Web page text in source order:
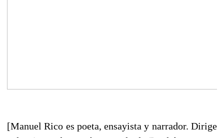
[Manuel Rico es poeta, ensayista y narrador. Dirige